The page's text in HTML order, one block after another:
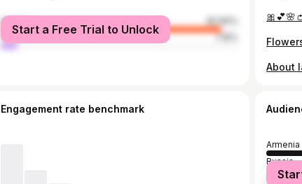
female
92.84%
male
7.16%
Start a Free Trial to Unlock
Engagement rate benchmark
Armenia
Russia
United